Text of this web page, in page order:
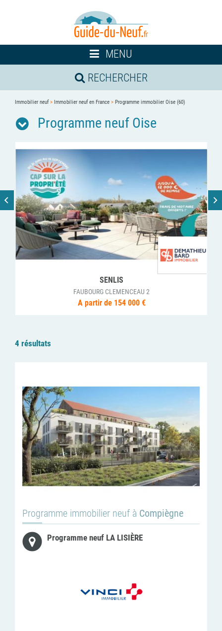
Toggle
navigation
MENU
RECHERCHER
Immobilier neuf> Immobilier neuf en France > Programme immobilier Oise (60)
Programme neuf Oise
SENLIS
FAUBOURG CLEMENCEAU 2
A partir de 154 000 €
4 résultats
Programme immobilier neuf à Compiègne
Programme neuf LA LISIÈRE